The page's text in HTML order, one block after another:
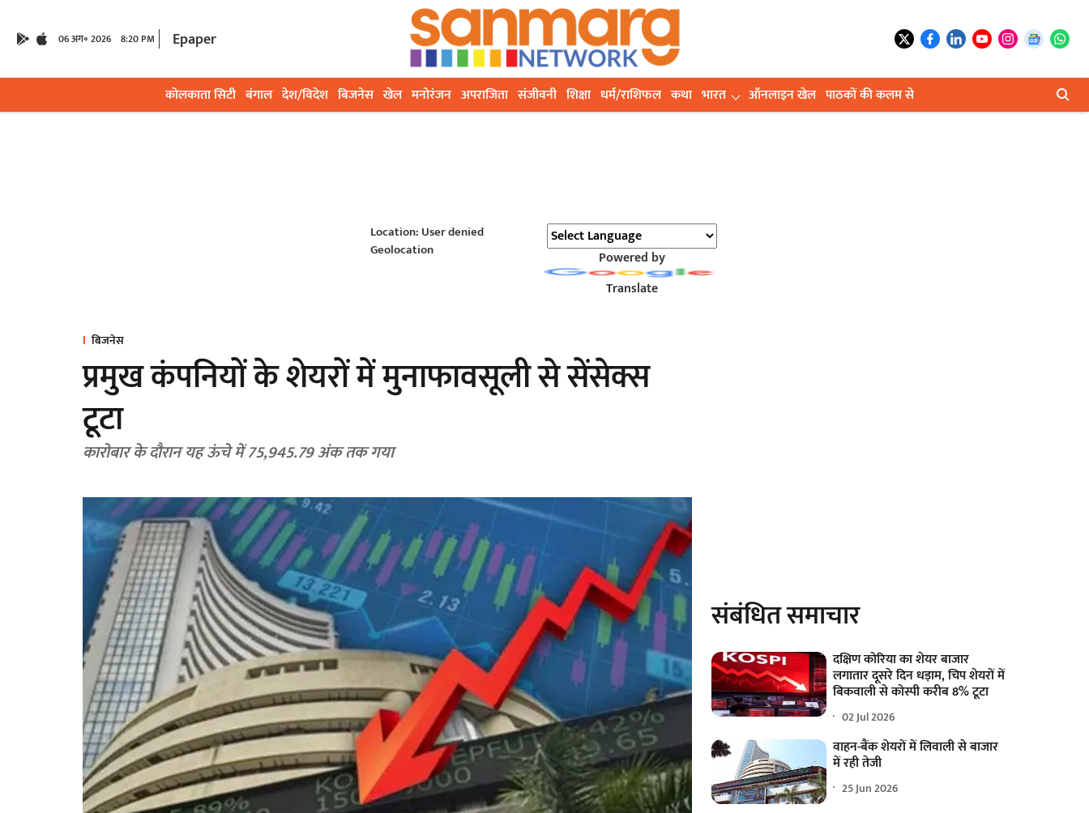
06 अग॰ 2026 8:20 PM Epaper
कोलकाता सिटी बंगाल देश/विदेश बिजनेस खेल मनोरंजन अपराजिता संजीवनी शिक्षा धर्म/राशिफल कथा भारत ऑनलाइन खेल पाठकों की कलम से
Location: User denied
Geolocation
Powered by
Translate
बिजनेस
प्रमुख कंपनियों के शेयरों में मुनाफावसूली से सेंसेक्स
टूटा
कारोबार के दौरान यह ऊंचे में 75,945.79 अंक तक गया
संबंधित समाचार
दक्षिण कोरिया का शेयर बाजार
लगातार दूसरे दिन धड़ाम, चिप शेयरों में
बिकवाली से कोस्पी करीब 8% टूटा
02 Jul 2026
वाहन-बैंक शेयरों में लिवाली से बाजार
में रही तेजी
25 Jun 2026